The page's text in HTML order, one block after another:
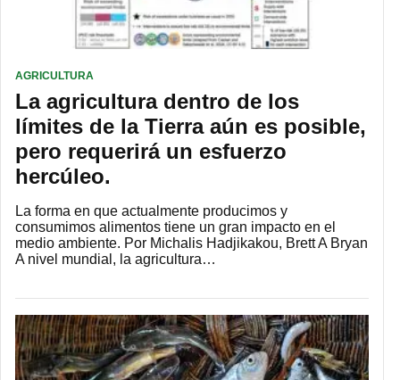
AGRICULTURA
La agricultura dentro de los
límites de la Tierra aún es posible,
pero requerirá un esfuerzo
hercúleo.
La forma en que actualmente producimos y
consumimos alimentos tiene un gran impacto en el
medio ambiente. Por Michalis Hadjikakou, Brett A Bryan
A nivel mundial, la agricultura…